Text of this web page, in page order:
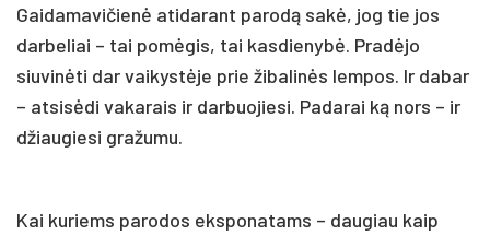
Gaidamavičienė atidarant parodą sakė, jog tie jos
darbeliai – tai pomėgis, tai kasdienybė. Pradėjo
siuvinėti dar vaikystėje prie žibalinės lempos. Ir dabar
– atsisėdi vakarais ir darbuojiesi. Padarai ką nors – ir
džiaugiesi gražumu.
Kai kuriems parodos eksponatams – daugiau kaip